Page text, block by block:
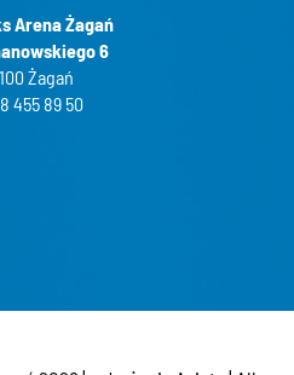
Arena Żagań
6
Żagań
455 89 50